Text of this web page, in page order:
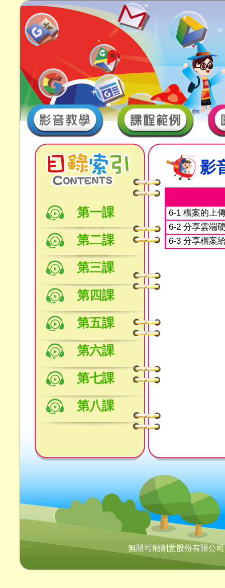
第一課
第二課
第三課
第四課
第五課
第六課
第七課
第八課
影
6-1 檔案的上
6-2 分享雲端
6-3 分享檔案
無限可能創意股份有限公